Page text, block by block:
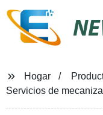
Hogar
Servicios de